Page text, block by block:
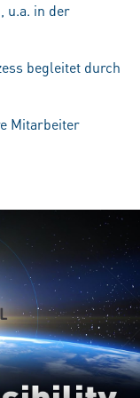
u.a. in der
begleitet durch
Mitarbeiter